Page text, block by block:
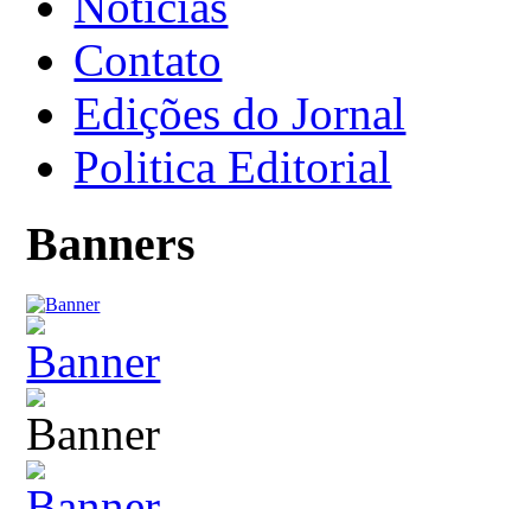
Contato
Edições do Jornal
Politica Editorial
Banners